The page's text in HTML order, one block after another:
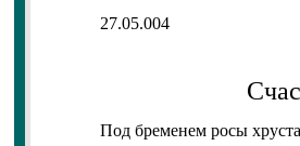
27.05.004
Под бременем росы